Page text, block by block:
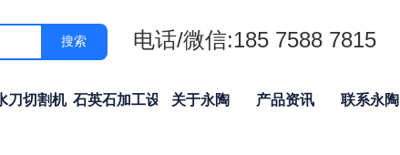
电话/微信:185 7588 7815
搜索
刀切割机 石英石加工设备关于永陶 产品资讯 联系永陶